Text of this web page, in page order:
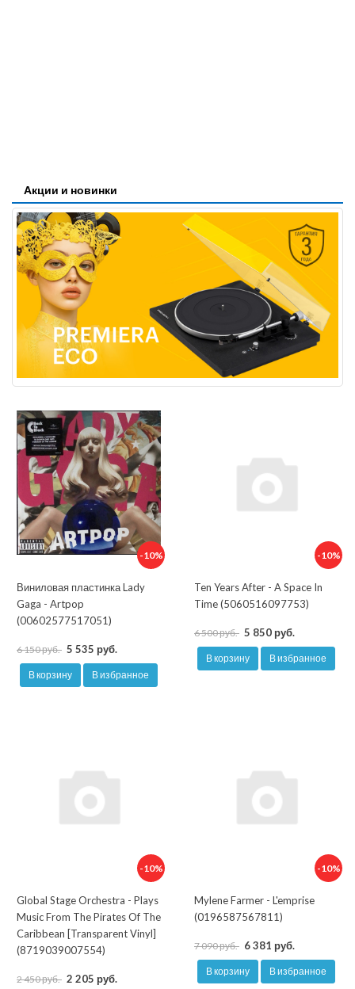
Акции и новинки
-10%
Виниловая пластинка Lady
Gaga - Artpop
(00602577517051)
6 150 руб. 5 535 руб.
В корзину В избранное
-10%
Ten Years After - A Space In
Time (5060516097753)
6 500 руб. 5 850 руб.
В корзину В избранное
-10%
Global Stage Orchestra - Plays
Music From The Pirates Of The
Caribbean [Transparent Vinyl]
(8719039007554)
2 450 руб. 2 205 руб.
-10%
Mylene Farmer - L'emprise
(0196587567811)
7 090 руб. 6 381 руб.
В корзину В избранное